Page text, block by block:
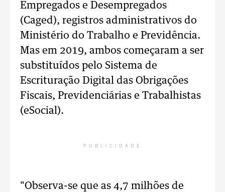
Empregados e Desempregados
(Caged), registros administrativos do
Ministério do Trabalho e Previdência.
Mas em 2019, ambos começaram a ser
substituídos pelo Sistema de
Escrituração Digital das Obrigações
Fiscais, Previdenciárias e Trabalhistas
(eSocial).
PUBLICIDADE
"Observa-se que as 4,7 milhões de